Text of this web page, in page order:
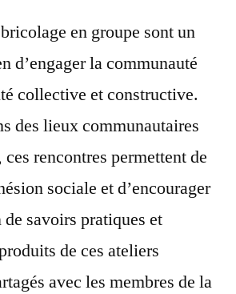
en groupe sont un
d’engager la communauté
collective et constructive.
des lieux communautaires
rencontres permettent de
sociale et d’encourager
savoirs pratiques et
de ces ateliers
avec les membres de la